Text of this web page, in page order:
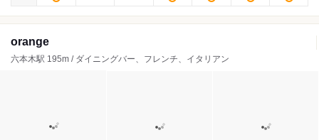
orange
六本木駅 195m / ダイニングバー、フレンチ、イタリアン